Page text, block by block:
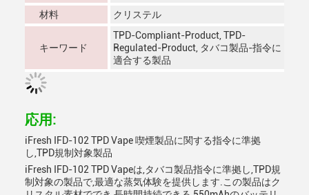
材料 クリステル
キーワード
TPD-Compliant-Product, TPD-
Regulated-Product, タバコ製品-指令に
適合する製品
応用:
iFresh IFD-102 TPD Vape 喫煙製品に関する指令に準拠
し,TPD規制対象製品
iFresh IFD-102 TPD Vapeは,タバコ製品指令に準拠し,TPD規
制対象の製品で,最適な蒸気体験を提供します.この製品はク